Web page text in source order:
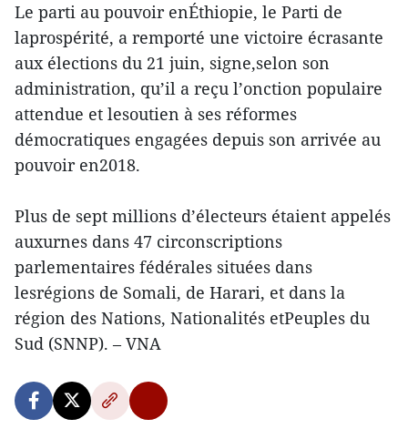
Le parti au pouvoir enÉthiopie, le Parti de
laprospérité, a remporté une victoire écrasante
aux élections du 21 juin, signe,selon son
administration, qu’il a reçu l’onction populaire
attendue et lesoutien à ses réformes
démocratiques engagées depuis son arrivée au
pouvoir en2018.
Plus de sept millions d’électeurs étaient appelés
auxurnes dans 47 circonscriptions
parlementaires fédérales situées dans
lesrégions de Somali, de Harari, et dans la
région des Nations, Nationalités etPeuples du
Sud (SNNP). – VNA